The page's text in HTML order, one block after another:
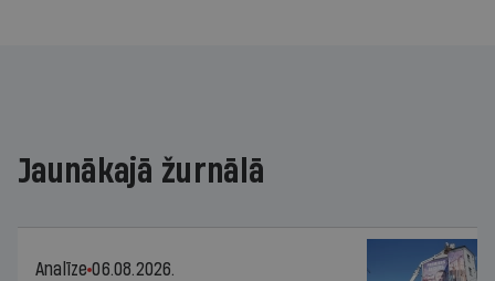
Jaunākajā žurnālā
Analīze 06.08.2026.